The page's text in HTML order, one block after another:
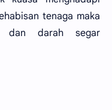
tenaga maka
dan darah segar